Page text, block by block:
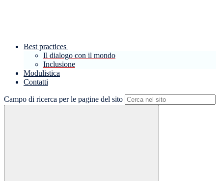
Best practices
Il dialogo con il mondo
Inclusione
Modulistica
Contatti
Campo di ricerca per le pagine del sito